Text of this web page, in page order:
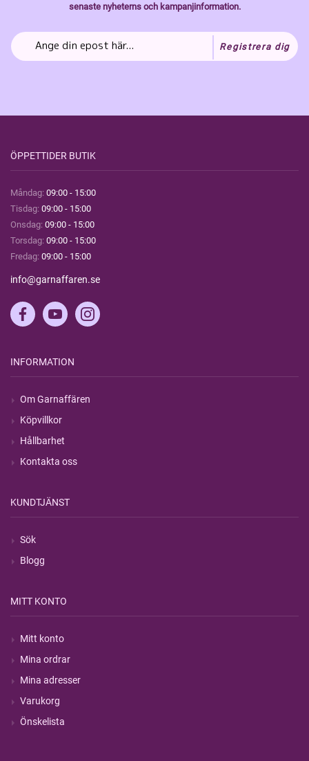
senaste nyheterns och kampanjinformation.
Registrera dig
ÖPPETTIDER BUTIK
Måndag: 09:00 - 15:00
Tisdag: 09:00 - 15:00
Onsdag: 09:00 - 15:00
Torsdag: 09:00 - 15:00
Fredag: 09:00 - 15:00
info@garnaffaren.se
INFORMATION
Om Garnaffären
Köpvillkor
Hållbarhet
Kontakta oss
KUNDTJÄNST
Sök
Blogg
MITT KONTO
Mitt konto
Mina ordrar
Mina adresser
Varukorg
Önskelista